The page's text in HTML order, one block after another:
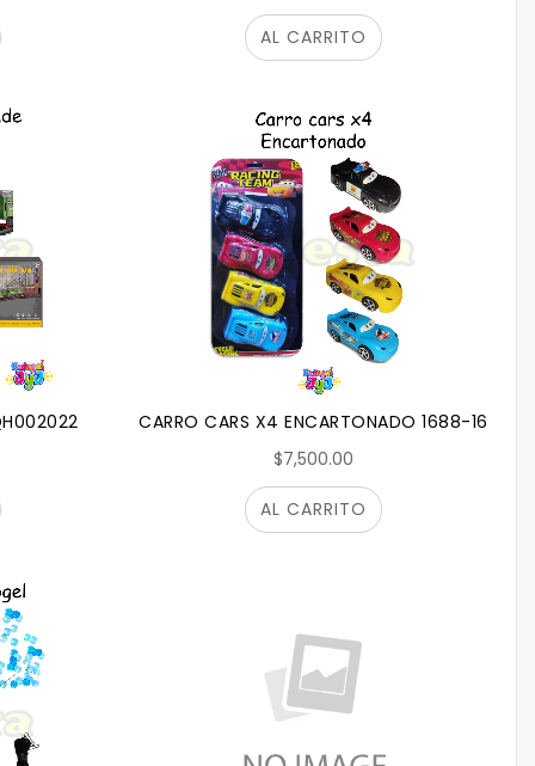
AL CARRITO
CARRO CARS X4 ENCARTONADO 1688-16
$7,500.00
AL CARRITO